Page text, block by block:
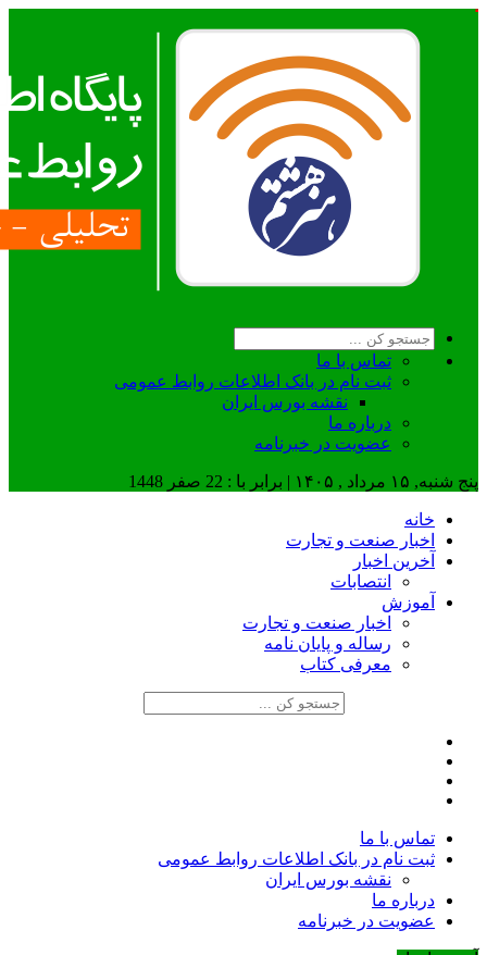
تماس با ما
ثبت نام در بانک اطلاعات روابط عمومی
نقشه بورس ایران
درباره ما
عضويت در خبرنامه
پنج شنبه, ۱۵ مرداد , ۱۴۰۵ | برابر با : 22 صفر 1448
خانه
اخبار صنعت و تجارت
آخرین اخبار
انتصابات
آموزش
اخبار صنعت و تجارت
رساله و پایان نامه
معرفی کتاب
تماس با ما
ثبت نام در بانک اطلاعات روابط عمومی
نقشه بورس ایران
درباره ما
عضويت در خبرنامه